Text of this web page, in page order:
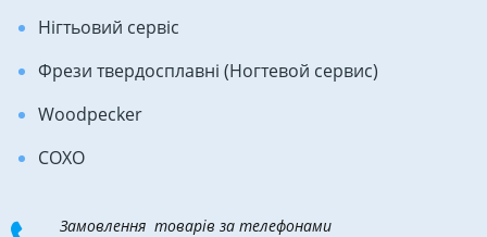
Нігтьовий сервіс
Фрези твердосплавні (Ногтевой сервис)
Woodpecker
COXO
Замовлення товарів за телефонами